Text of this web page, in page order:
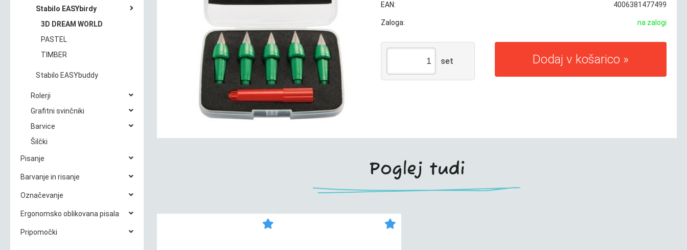
Stabilo EASYbirdy
3D DREAM WORLD
PASTEL
TIMBER
Stabilo EASYbuddy
Rolerji
Grafitni svinčniki
Barvice
Šilčki
Pisanje
Barvanje in risanje
Označevanje
Ergonomsko oblikovana pisala
Pripomočki
EAN: 4006381477499
Zaloga: na zalogi
Dodaj v košarico
set
Poglej tudi